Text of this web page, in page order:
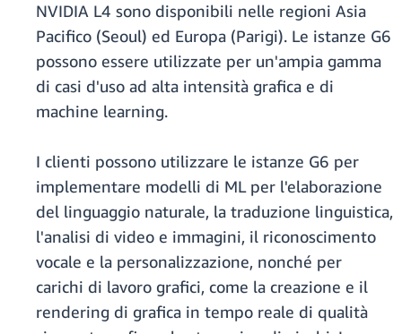
NVIDIA L4 sono disponibili nelle regioni Asia
Pacifico (Seoul) ed Europa (Parigi). Le istanze G6
possono essere utilizzate per un'ampia gamma
di casi d'uso ad alta intensità grafica e di
machine learning.
I clienti possono utilizzare le istanze G6 per
implementare modelli di ML per l'elaborazione
del linguaggio naturale, la traduzione linguistica,
l'analisi di video e immagini, il riconoscimento
vocale e la personalizzazione, nonché per
carichi di lavoro grafici, come la creazione e il
rendering di grafica in tempo reale di qualità